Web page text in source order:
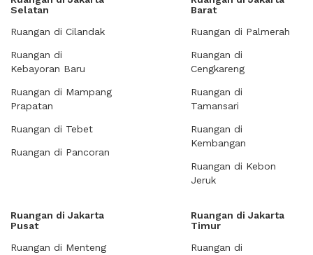
Selatan
Ruangan di Cilandak
Ruangan di
Kebayoran Baru
Ruangan di Mampang
Prapatan
Ruangan di Tebet
Ruangan di Pancoran
Barat
Ruangan di Palmerah
Ruangan di
Cengkareng
Ruangan di
Tamansari
Ruangan di
Kembangan
Ruangan di Kebon
Jeruk
Ruangan di Jakarta
Pusat
Ruangan di Menteng
Ruangan di Jakarta
Timur
Ruangan di